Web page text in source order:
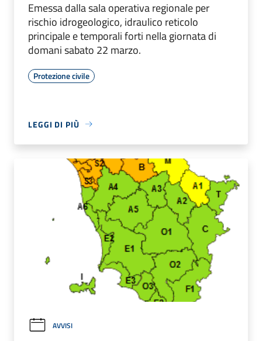
Emessa dalla sala operativa regionale per
rischio idrogeologico, idraulico reticolo
principale e temporali forti nella giornata di
domani sabato 22 marzo.
Protezione civile
LEGGI DI PIÙ
AVVISI